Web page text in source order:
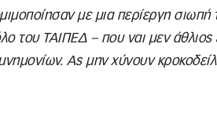
με μια περίεργη σιωπή
του ΤΑΙΠΕΔ – που ναι μεν άθλιος
Ας μην χύνουν